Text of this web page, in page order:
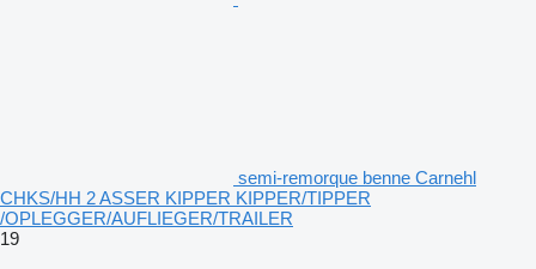
semi-remorque benne Carnehl
CHKS/HH 2 ASSER KIPPER KIPPER/TIPPER
/OPLEGGER/AUFLIEGER/TRAILER
19